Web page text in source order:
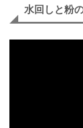
水回しと粉